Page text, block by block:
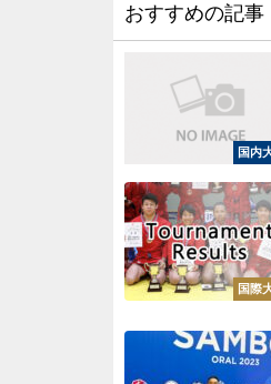
おすすめの記事
国内
国際